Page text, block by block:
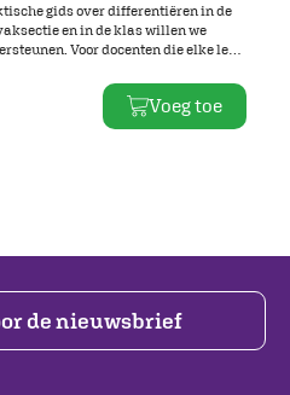
gids over differentiëren in de
en in de klas willen we
Voor docenten die elke les
naar concrete mogelijkheden om
Voeg toe
de nieuwsbrief